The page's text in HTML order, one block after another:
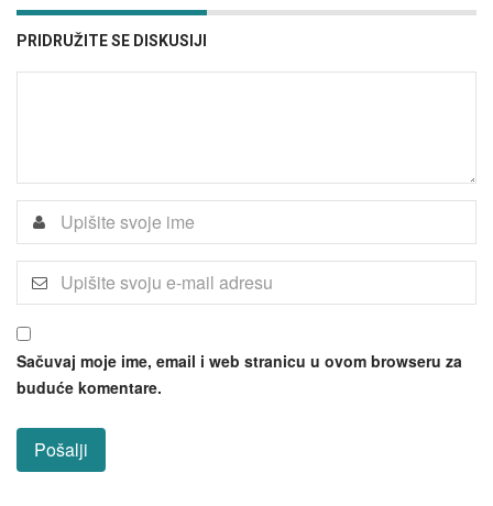
PRIDRUŽITE SE DISKUSIJI
Sačuvaj moje ime, email i web stranicu u ovom browseru za
buduće komentare.